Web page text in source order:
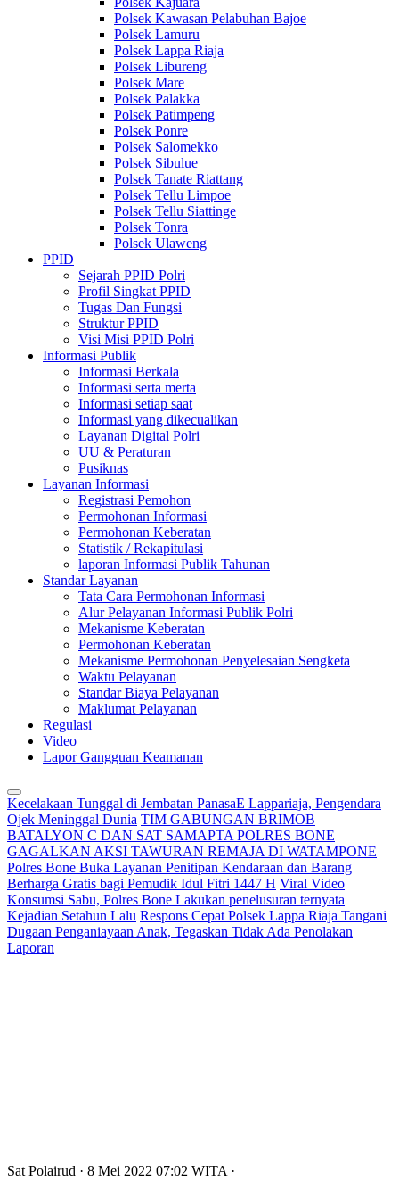
Polsek Kawasan Pelabuhan Bajoe
Polsek Lamuru
Polsek Lappa Riaja
Polsek Libureng
Polsek Mare
Polsek Palakka
Polsek Patimpeng
Polsek Ponre
Polsek Salomekko
Polsek Sibulue
Polsek Tanate Riattang
Polsek Tellu Limpoe
Polsek Tellu Siattinge
Polsek Tonra
Polsek Ulaweng
PPID
Sejarah PPID Polri
Profil Singkat PPID
Tugas Dan Fungsi
Struktur PPID
Visi Misi PPID Polri
Informasi Publik
Informasi Berkala
Informasi serta merta
Informasi setiap saat
Informasi yang dikecualikan
Layanan Digital Polri
UU & Peraturan
Pusiknas
Layanan Informasi
Registrasi Pemohon
Permohonan Informasi
Permohonan Keberatan
Statistik / Rekapitulasi
laporan Informasi Publik Tahunan
Standar Layanan
Tata Cara Permohonan Informasi
Alur Pelayanan Informasi Publik Polri
Mekanisme Keberatan
Permohonan Keberatan
Mekanisme Permohonan Penyelesaian Sengketa
Waktu Pelayanan
Standar Biaya Pelayanan
Maklumat Pelayanan
Regulasi
Video
Lapor Gangguan Keamanan
Kecelakaan Tunggal di Jembatan PanasaE Lappariaja, Pengendara
Ojek Meninggal Dunia TIM GABUNGAN BRIMOB
BATALYON C DAN SAT SAMAPTA POLRES BONE
GAGALKAN AKSI TAWURAN REMAJA DI WATAMPONE
Polres Bone Buka Layanan Penitipan Kendaraan dan Barang
Berharga Gratis bagi Pemudik Idul Fitri 1447 H Viral Video
Konsumsi Sabu, Polres Bone Lakukan penelusuran ternyata
Kejadian Setahun Lalu Respons Cepat Polsek Lappa Riaja Tangani
Dugaan Penganiayaan Anak, Tegaskan Tidak Ada Penolakan
Laporan
Sat Polairud · 8 Mei 2022 07:02 WITA ·